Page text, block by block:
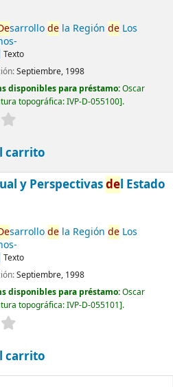
sarrollodela Región deLos
Texto
Septiembre, 1998
disponibles para préstamo:Oscar
topográfica:IVP-D-055100 .
carrito
y Perspectivasdel Estado
sarrollodela Región deLos
Texto
Septiembre, 1998
disponibles para préstamo:Oscar
topográfica:IVP-D-055101 .
carrito